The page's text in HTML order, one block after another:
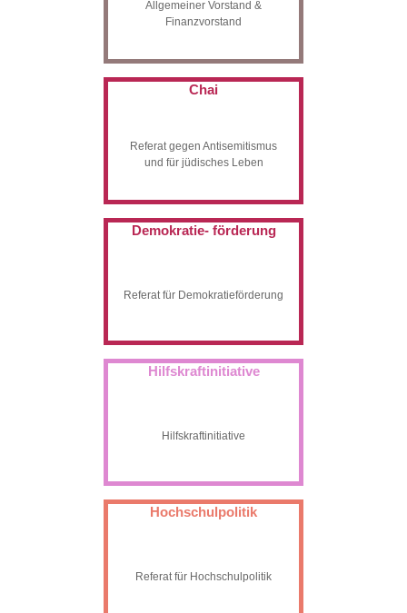
Allgemeiner Vorstand &
Finanzvorstand
Chai
Referat gegen Antisemitismus
und für jüdisches Leben
Demokratie- förderung
Referat für Demokratieförderung
Hilfskraftinitiative
Hilfskraftinitiative
Hochschulpolitik
Referat für Hochschulpolitik